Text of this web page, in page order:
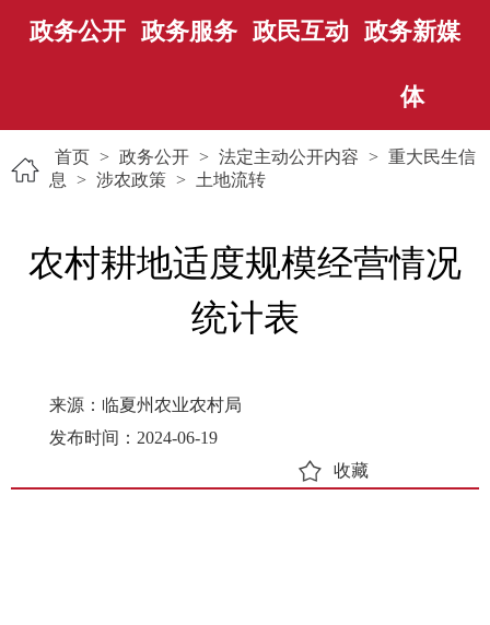
政务公开 政务服务 政民互动 政务新媒
体
首页 > 政务公开 > 法定主动公开内容 > 重大民生信
息
> 涉农政策 > 土地流转
​农村耕地适度规模经营情况
统计表
来源：临夏州农业农村局
发布时间：2024-06-19
收藏